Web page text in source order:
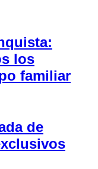
los
familiar
de